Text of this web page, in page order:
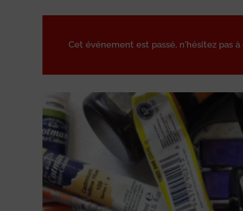
Cet événement est passé, n'hésitez pas